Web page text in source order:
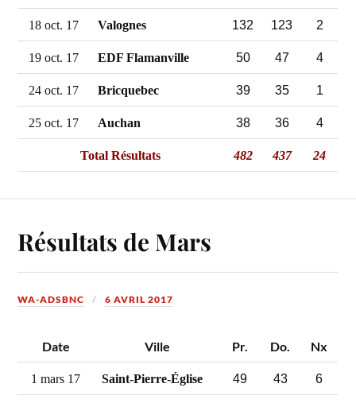
18 oct. 17 Valognes 132 123 2
19 oct. 17 EDF Flamanville 50 47 4
24 oct. 17 Bricquebec 39 35 1
25 oct. 17 Auchan 38 36 4
Total Résultats 482 437 24
Résultats de Mars
WA-ADSBNC 6 AVRIL 2017
Date Ville Pr. Do. Nx
1 mars 17 Saint-Pierre-Église 49 43 6